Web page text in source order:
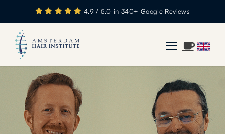
4.9 / 5.0 in 340+ Google Reviews